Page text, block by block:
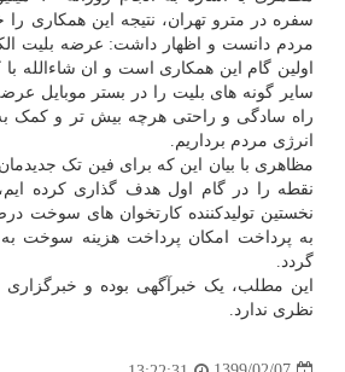
سفره در مترو تهران، نتیجه این همکاری
مردم دانست و اظهار داشت: عرضه بلیت
اولین گام این همکاری است و ان شاءالله
سایر گونه های بلیت را در بستر موبایل
راه سادگی و راحتی هرچه بیش تر و کمک
انرژی مردم برداریم.
نقطه را در گام اول هدف گذاری کرده
نخستین تولیدکننده کارتخوان های سوخت
به پرداخت امکان پرداخت هزینه سوخت
گردد.
این مطلب، یک خبرآگهی بوده و
نظری ندارد.